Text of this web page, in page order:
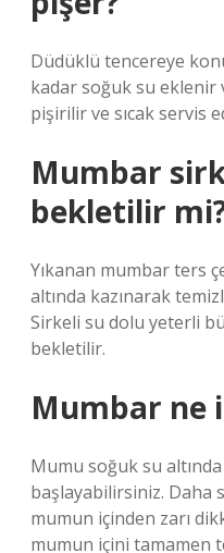
Düdüklü tencereye
kadar soğuk su eklenir
pişirilir ve sıcak servis
Mumbar
bekletilir
Yıkanan mumbar ters
altında kazınarak
Sirkeli su dolu yeterli
bekletilir.
Mumbar ne
Mumu soğuk su
başlayabilirsiniz. Daha
mumun içinden zarı
mumun içini tamamen